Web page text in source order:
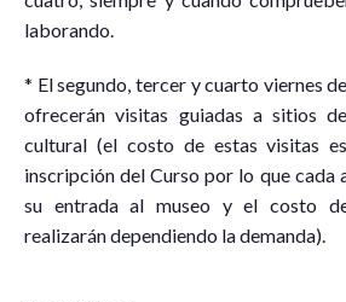
laborando.
* El segundo, tercer y cuarto viernes
ofrecerán visitas guiadas a sitios
cultural (el costo de estas visitas
inscripción del Curso por lo que cada
su entrada al museo y el costo
realizarán dependiendo la demanda).